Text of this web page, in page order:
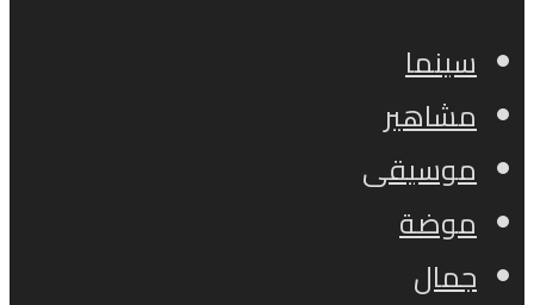
سينما
مشاهير
موسيقى
موضة
جمال